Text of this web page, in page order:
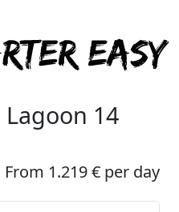
Lagoon 14
From 1.219 € per day